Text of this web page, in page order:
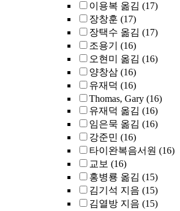
이용복 옮김 (17)
장창훈 (17)
장택수 옮김 (17)
조용기
(16)
오현미 옮김 (16)
양창삼 (16)
유재덕 (16)
Thomas, Gary (16)
유재덕 옮김 (16)
임은묵 옮김 (16)
강준민 (16)
타이완복음서원 (16)
교보 (16)
홍병룡 옮김 (15)
김기석 지음 (15)
김열방 지음 (15)